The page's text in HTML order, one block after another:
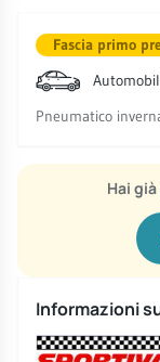
Fascia primo
Pneumatico
Hai
Informazioni